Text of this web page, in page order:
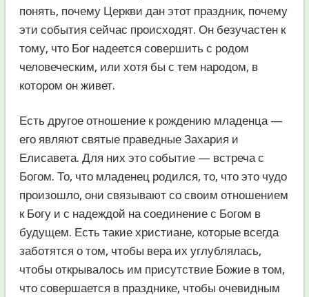
понять, почему Церкви дан этот праздник, почему
эти события сейчас происходят. Он безучастен к
тому, что Бог надеется совершить с родом
человеческим, или хотя бы с тем народом, в
котором он живет.
Есть другое отношение к рождению младенца —
его являют святые праведные Захария и
Елисавета. Для них это событие — встреча с
Богом. То, что младенец родился, то, что это чудо
произошло, они связывают со своим отношением
к Богу и с надеждой на соединение с Богом в
будущем. Есть такие христиане, которые всегда
заботятся о том, чтобы вера их углублялась,
чтобы открывалось им присутствие Божие в том,
что совершается в празднике, чтобы очевидным